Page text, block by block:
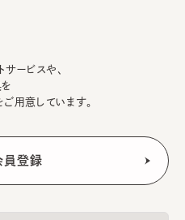
ービスや、
用意しています。